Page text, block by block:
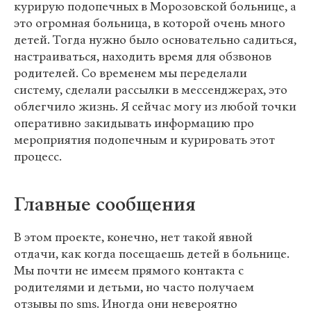
курирую подопечных в Морозовской больнице, а
это огромная больница, в которой очень много
детей. Тогда нужно было основательно садиться,
настраиваться, находить время для обзвонов
родителей. Со временем мы переделали
систему, сделали рассылки в мессенджерах, это
облегчило жизнь. Я сейчас могу из любой точки
оперативно закидывать информацию про
мероприятия подопечным и курировать этот
процесс.
Главные сообщения
В этом проекте, конечно, нет такой явной
отдачи, как когда посещаешь детей в больнице.
Мы почти не имеем прямого контакта с
родителями и детьми, но часто получаем
отзывы по sms. Иногда они невероятно